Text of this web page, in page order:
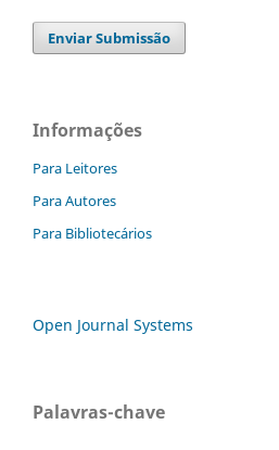
Enviar Submissão
Informações
Para Leitores
Para Autores
Para Bibliotecários
Open Journal Systems
Palavras-chave